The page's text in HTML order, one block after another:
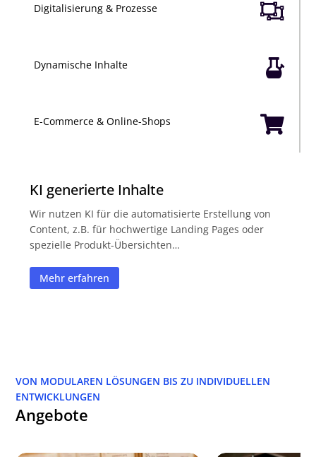

Digitalisierung & Prozesse

Dynamische Inhalte

E-Commerce & Online-Shops
KI generierte Inhalte
Wir nutzen KI für die automatisierte Erstellung von
Content, z.B. für hochwertige Landing Pages oder
spezielle Produkt-Übersichten…
Mehr erfahren
VON MODULAREN LÖSUNGEN BIS ZU INDIVIDUELLEN
ENTWICKLUNGEN
Angebote